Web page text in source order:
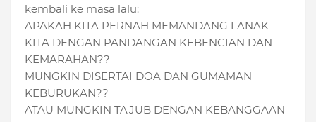
kembali ke masa lalu:
APAKAH KITA PERNAH MEMANDANG I ANAK
KITA DENGAN PANDANGAN KEBENCIAN DAN
KEMARAHAN??
MUNGKIN DISERTAI DOA DAN GUMAMAN
KEBURUKAN??
ATAU MUNGKIN TA'JUB DENGAN KEBANGGAAN